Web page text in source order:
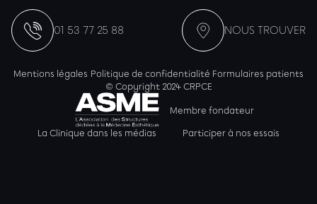
01 53 77 25 88 NOUS TROUVER
Mentions légales Politique de confidentialité Formulaires patients
© Copyright 2024 CRPCE
Membre fondateur
La Clinique dans les médias Participer à nos essais